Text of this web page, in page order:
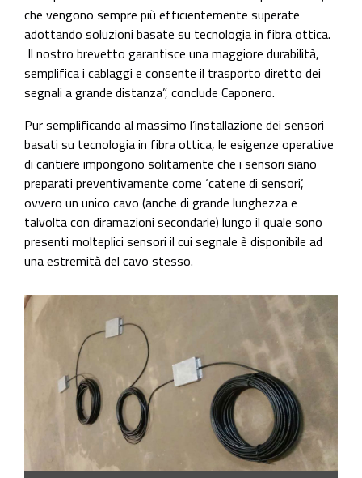
che vengono sempre più efficientemente superate
adottando soluzioni basate su tecnologia in fibra ottica.
Il nostro brevetto garantisce una maggiore durabilità,
semplifica i cablaggi e consente il trasporto diretto dei
segnali a grande distanza”, conclude Caponero.
Pur semplificando al massimo l’installazione dei sensori
basati su tecnologia in fibra ottica, le esigenze operative
di cantiere impongono solitamente che i sensori siano
preparati preventivamente come ‘catene di sensori’,
ovvero un unico cavo (anche di grande lunghezza e
talvolta con diramazioni secondarie) lungo il quale sono
presenti molteplici sensori il cui segnale è disponibile ad
una estremità del cavo stesso.